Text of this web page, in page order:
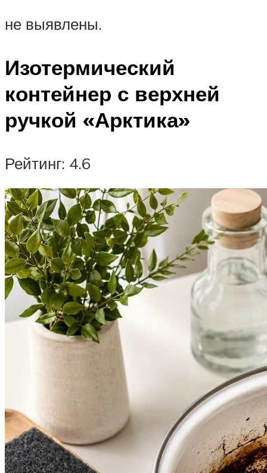
не выявлены.
Изотермический
контейнер с верхней
ручкой «Арктика»
Рейтинг: 4.6